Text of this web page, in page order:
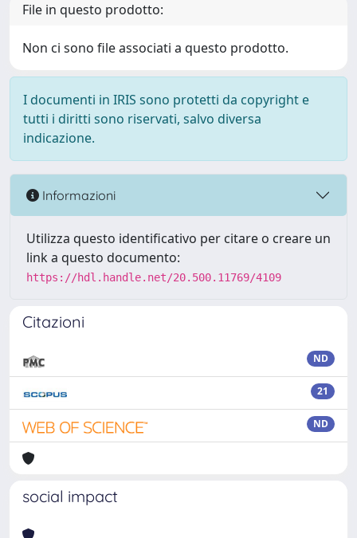
File in questo prodotto:
Non ci sono file associati a questo prodotto.
I documenti in IRIS sono protetti da copyright e
tutti i diritti sono riservati, salvo diversa
indicazione.
Informazioni
Utilizza questo identificativo per citare o creare un
link a questo documento:
https://hdl.handle.net/20.500.11769/4109
Citazioni
ND
21
ND
social impact